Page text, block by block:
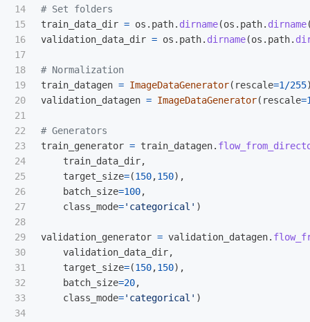
14
15
16
17
18
19
20
21
22
23
24
25
26
27
28
29
30
31
32
33
34
train_data_dir = os . path. dirname(os . path. dirname
validation_data_dir = os . path. dirname(os . path.
train_datagen = ImageDataGenerator( rescale=1 /255
validation_datagen = ImageDataGenerator( rescale=
train_generator = train_datagen.
train_data_dir,
target_size=(150,150),
batch_size=100,
class_mode=' categorical ' )
validation_generator = validation_datagen.
validation_data_dir,
target_size=(150,150),
batch_size=20,
class_mode=' categorical ' )